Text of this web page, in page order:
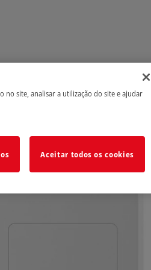
no site, analisar a utilização do site e ajudar
Aceitar todos os cookies